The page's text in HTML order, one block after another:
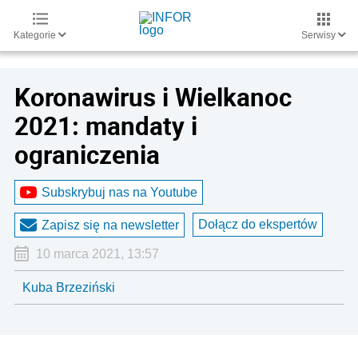
Kategorie Serwisy
Koronawirus i Wielkanoc
2021: mandaty i
ograniczenia
Subskrybuj nas na Youtube
Zapisz się na newsletter Dołącz do ekspertów
10 marca 2021, 13:57
Kuba Brzeziński